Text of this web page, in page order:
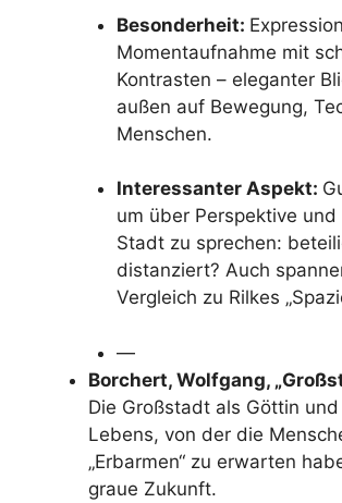
Besonderheit:
Momentaufnahme mit
Kontrasten – eleganter
außen auf Bewegung,
Menschen.
Interessanter Aspekt:
um über Perspektive
Stadt zu sprechen:
distanziert? Auch
Vergleich zu Rilkes
—
Borchert, Wolfgang,
Die Großstadt als Göttin
Lebens, von der die
„Erbarmen“ zu erwarten
graue Zukunft.